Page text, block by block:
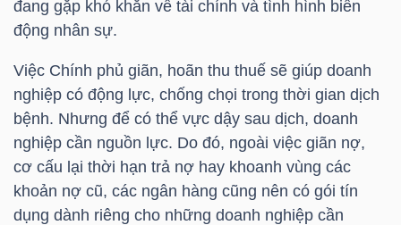
đang gặp khó khăn về tài chính và tình hình biến
động nhân sự.
Việc Chính phủ giãn, hoãn thu thuế sẽ giúp doanh
nghiệp có động lực, chống chọi trong thời gian dịch
bệnh. Nhưng để có thể vực dậy sau dịch, doanh
nghiệp cần nguồn lực. Do đó, ngoài việc giãn nợ,
cơ cấu lại thời hạn trả nợ hay khoanh vùng các
khoản nợ cũ, các ngân hàng cũng nên có gói tín
dụng dành riêng cho những doanh nghiệp cần
đầu
Truyền
thông
tài